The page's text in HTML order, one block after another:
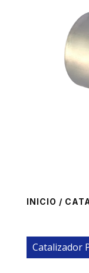
INICIO /
Catalizador